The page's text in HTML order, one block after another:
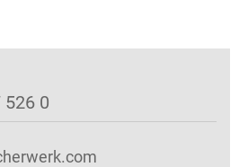
526 0